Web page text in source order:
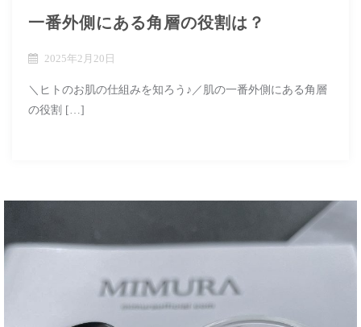
一番外側にある角層の役割は？
2025年2月20日
＼ヒトのお肌の仕組みを知ろう♪／肌の一番外側にある角層
の役割 […]